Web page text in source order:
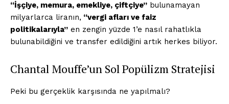
“İşçiye, memura, emekliye, çiftçiye” bulunamayan
milyarlarca liranın, “vergi afları ve faiz
politikalarıyla” en zengin yüzde 1’e nasıl rahatlıkla
bulunabildiğini ve transfer edildiğini artık herkes biliyor.
Chantal Mouffe’un Sol Popülizm Stratejisi
Peki bu gerçeklik karşısında ne yapılmalı?